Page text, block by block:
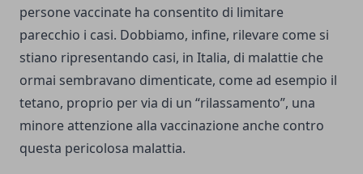
persone vaccinate ha consentito di limitare
parecchio i casi. Dobbiamo, infine, rilevare come si
stiano ripresentando casi, in Italia, di malattie che
ormai sembravano dimenticate, come ad esempio il
tetano, proprio per via di un “rilassamento”, una
minore attenzione alla vaccinazione anche contro
questa pericolosa malattia.